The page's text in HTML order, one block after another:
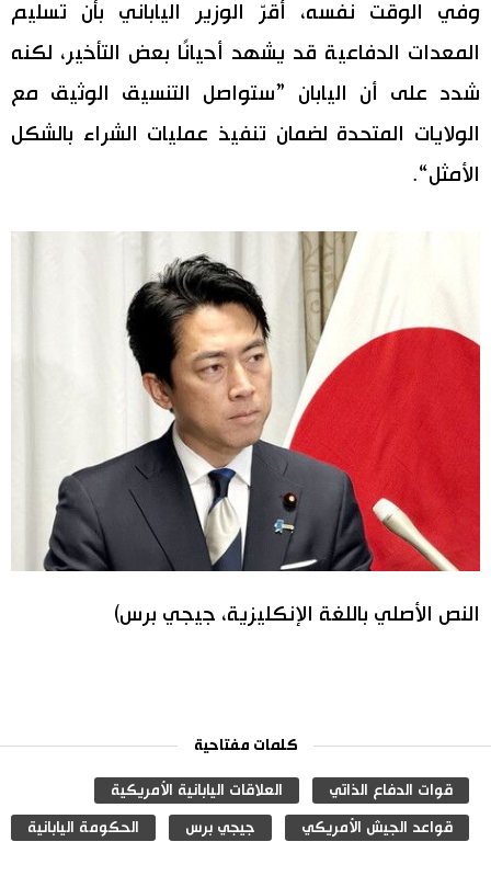
ثقافة
لايف ستايل
طوكيو
وفي الوقت نفسه، أقرّ الوزير الياباني بأن تسليم
المعدات الدفاعية قد يشهد أحيانًا بعض التأخير، لكنه
شدد على أن اليابان ”ستواصل التنسيق الوثيق مع
الولايات المتحدة لضمان تنفيذ عمليات الشراء بالشكل
الأمثل“.
النص الأصلي باللغة الإنكليزية، جيجي برس)
كلمات مفتاحية
قوات الدفاع الذاتي العلاقات اليابانية الأمريكية
قواعد الجيش الأمريكي جيجي برس الحكومة اليابانية